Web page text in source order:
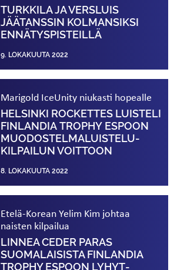
TURKKILA JA VERSLUIS
JÄÄTANSSIN KOLMANSIKSI
ENNÄTYS­PISTEILLÄ
9. LOKAKUUTA 2022
Marigold IceUnity niukasti hopealle
HELSINKI ROCKETTES LUISTELI
FINLANDIA TROPHY ESPOON
MUODOSTELMA­­LUISTELU­­
KILPAILUN VOITTOON
8. LOKAKUUTA 2022
Etelä-Korean Yelim Kim johtaa
naisten kilpailua
LINNEA CEDER PARAS
SUOMALAISISTA FINLANDIA
TROPHY ESPOON LYHYT­